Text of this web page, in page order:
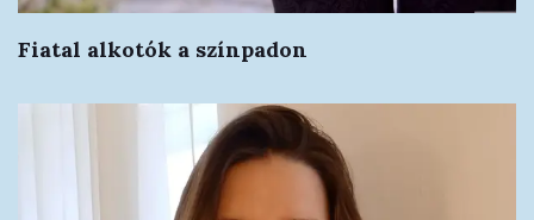
Fiatal alkotók a színpadon